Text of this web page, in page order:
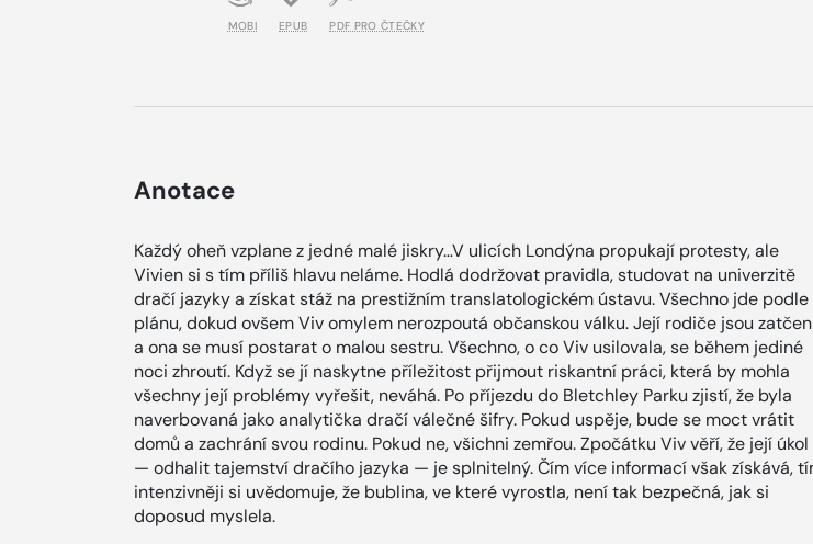
MOBI EPUB PDF PRO ČTEČKY
Anotace
Každý oheň vzplane z jedné malé jiskry…V ulicích Londýna propukají protesty, ale
Vivien si s tím příliš hlavu neláme. Hodlá dodržovat pravidla, studovat na univerzitě
dračí jazyky a získat stáž na prestižním translatologickém ústavu. Všechno jde podle
plánu, dokud ovšem Viv omylem nerozpoutá občanskou válku. Její rodiče jsou
a ona se musí postarat o malou sestru. Všechno, o co Viv usilovala, se během jediné
noci zhroutí. Když se jí naskytne příležitost přijmout riskantní práci, která by mohla
všechny její problémy vyřešit, neváhá. Po příjezdu do Bletchley Parku zjistí, že byla
naverbovaná jako analytička dračí válečné šifry. Pokud uspěje, bude se moct vrátit
domů a zachrání svou rodinu. Pokud ne, všichni zemřou. Zpočátku Viv věří, že její úkol
— odhalit tajemství dračího jazyka — je splnitelný. Čím více informací však získává,
intenzivněji si uvědomuje, že bublina, ve které vyrostla, není tak bezpečná, jak si
doposud myslela.